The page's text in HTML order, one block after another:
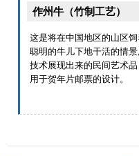
作州牛（竹制工艺）
这是将在中国地区的山区饲
聪明的牛儿下地干活的情
技术展现出来的民间艺术
用于贺年片邮票的设计。